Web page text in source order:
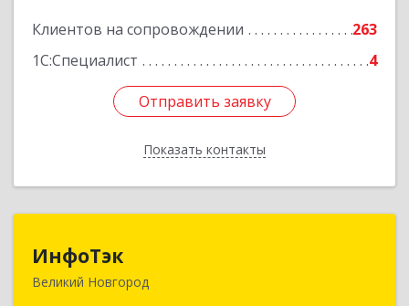
Клиентов на сопровождении
263
1С:Специалист
4
Отправить заявку
Показать контакты
Подробнее
Отправить заявку
Назад
ИнфоТэк
Великий Новгород
173003, Новгородская обл, Великий Новгород